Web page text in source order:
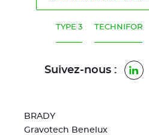
TYPE 3 TECHNIFOR
Suivez-nous :
BRADY
Gravotech Benelux